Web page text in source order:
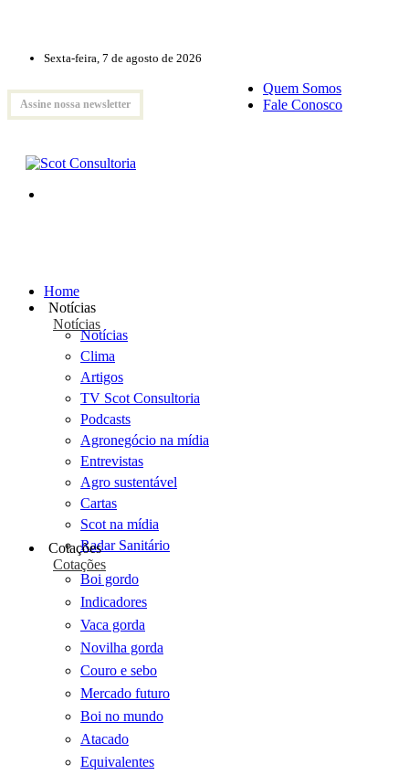
Sexta-feira, 7 de agosto de 2026
Assine nossa newsletter
Quem Somos
Fale Conosco
Home
Notícias
Notícias
Notícias
Clima
Artigos
TV Scot Consultoria
Podcasts
Agronegócio na mídia
Entrevistas
Agro sustentável
Cartas
Scot na mídia
Radar Sanitário
Cotações
Cotações
Boi gordo
Indicadores
Vaca gorda
Novilha gorda
Couro e sebo
Mercado futuro
Boi no mundo
Atacado
Equivalentes